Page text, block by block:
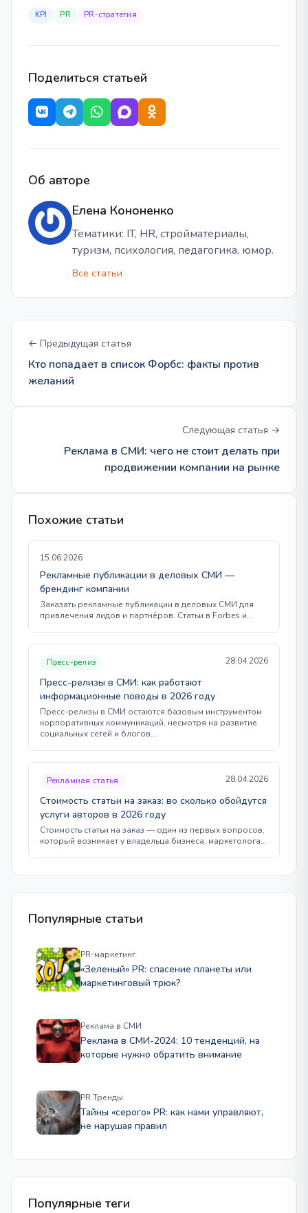
KPI PR PR-стратегия
Поделиться статьей
Об авторе
Елена Кононенко
Тематики: IT, HR, стройматериалы,
туризм, психология, педагогика, юмор.
Все статьи
← Предыдущая статья
Кто попадает в список Форбс: факты против
желаний
Следующая статья →
Реклама в СМИ: чего не стоит делать при
продвижении компании на рынке
Похожие статьи
15.06.2026
Рекламные публикации в деловых СМИ —
брендинг компании
Заказать рекламные публикации в деловых СМИ для
привлечения лидов и партнёров. Статьи в Forbes и…
Пресс-релиз 28.04.2026
Пресс-релизы в СМИ: как работают
информационные поводы в 2026 году
Пресс-релизы в СМИ остаются базовым инструментом
корпоративных коммуникаций, несмотря на развитие
социальных сетей и блогов.…
Рекламная статья 28.04.2026
Стоимость статьи на заказ: во сколько обойдутся
услуги авторов в 2026 году
Стоимость статьи на заказ — один из первых вопросов,
который возникает у владельца бизнеса, маркетолога…
Популярные статьи
PR-маркетинг
«Зеленый» PR: спасение планеты или
маркетинговый трюк?
Реклама в СМИ
Реклама в СМИ-2024: 10 тенденций, на
которые нужно обратить внимание
PR Тренды
Тайны «серого» PR: как нами управляют,
не нарушая правил
Популярные теги